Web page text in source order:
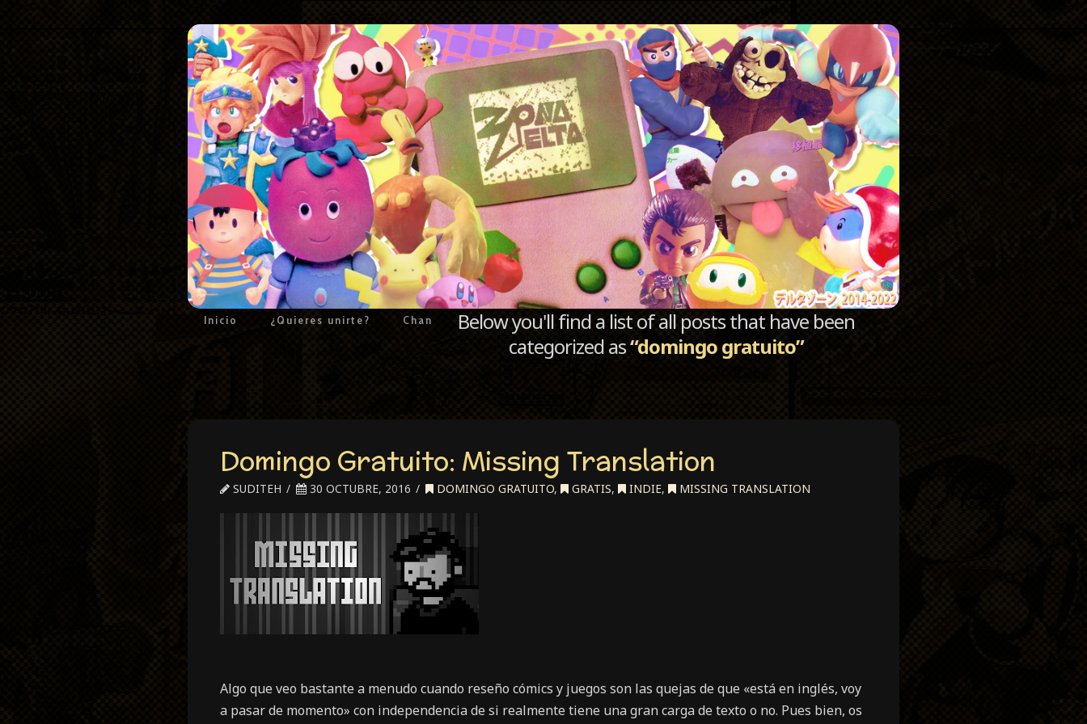
Inicio ¿Quieres unirte? Chan
Below you'll find a list of all posts that have been
categorized as“domingo gratuito”
Domingo Gratuito: Missing Translation
SUDITEH 30 OCTUBRE, 2016 DOMINGO GRATUITO, GRATIS, INDIE, MISSING TRANSLATION
Algo que veo bastante a menudo cuando reseño cómics y juegos son las quejas de que «está en inglés, voy
a pasar de momento» con independencia de si realmente tiene una gran carga de texto o no. Pues bien, os